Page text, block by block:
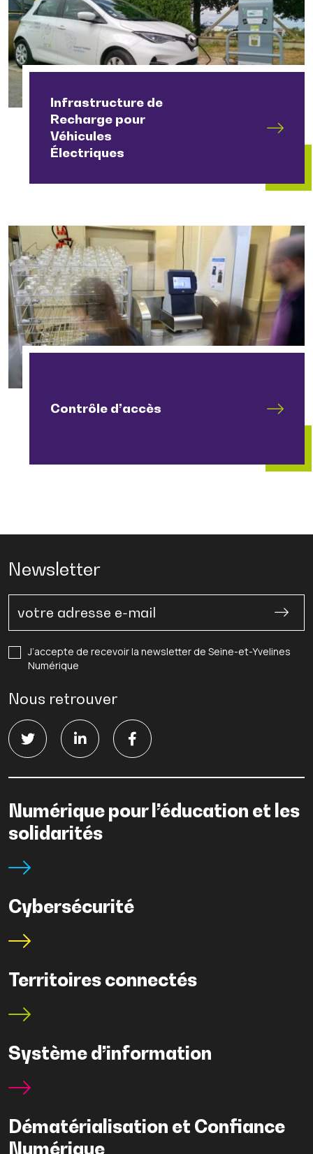
Infrastructure de
Recharge pour
Véhicules
Électriques
Contrôle d’accès
Newsletter
J’accepte de recevoir la newsletter de Seine-et-Yvelines
Numérique
Nous retrouver
Numérique pour l’éducation et les
solidarités
Cybersécurité
Territoires connectés
Système d’information
Dématérialisation et Confiance
Numérique